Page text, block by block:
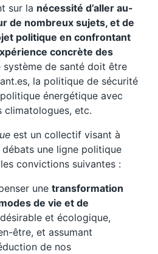
sur la nécessité d’aller au-
de nombreux sujets, et de
politique en confrontant
concrète des
système de santé doit être
la politique de sécurité
énergétique avec
climatologues, etc.
est un collectif visant à
une ligne politique
convictions suivantes :
une transformation
de vie et de
et écologique,
être, et assumant
de nos